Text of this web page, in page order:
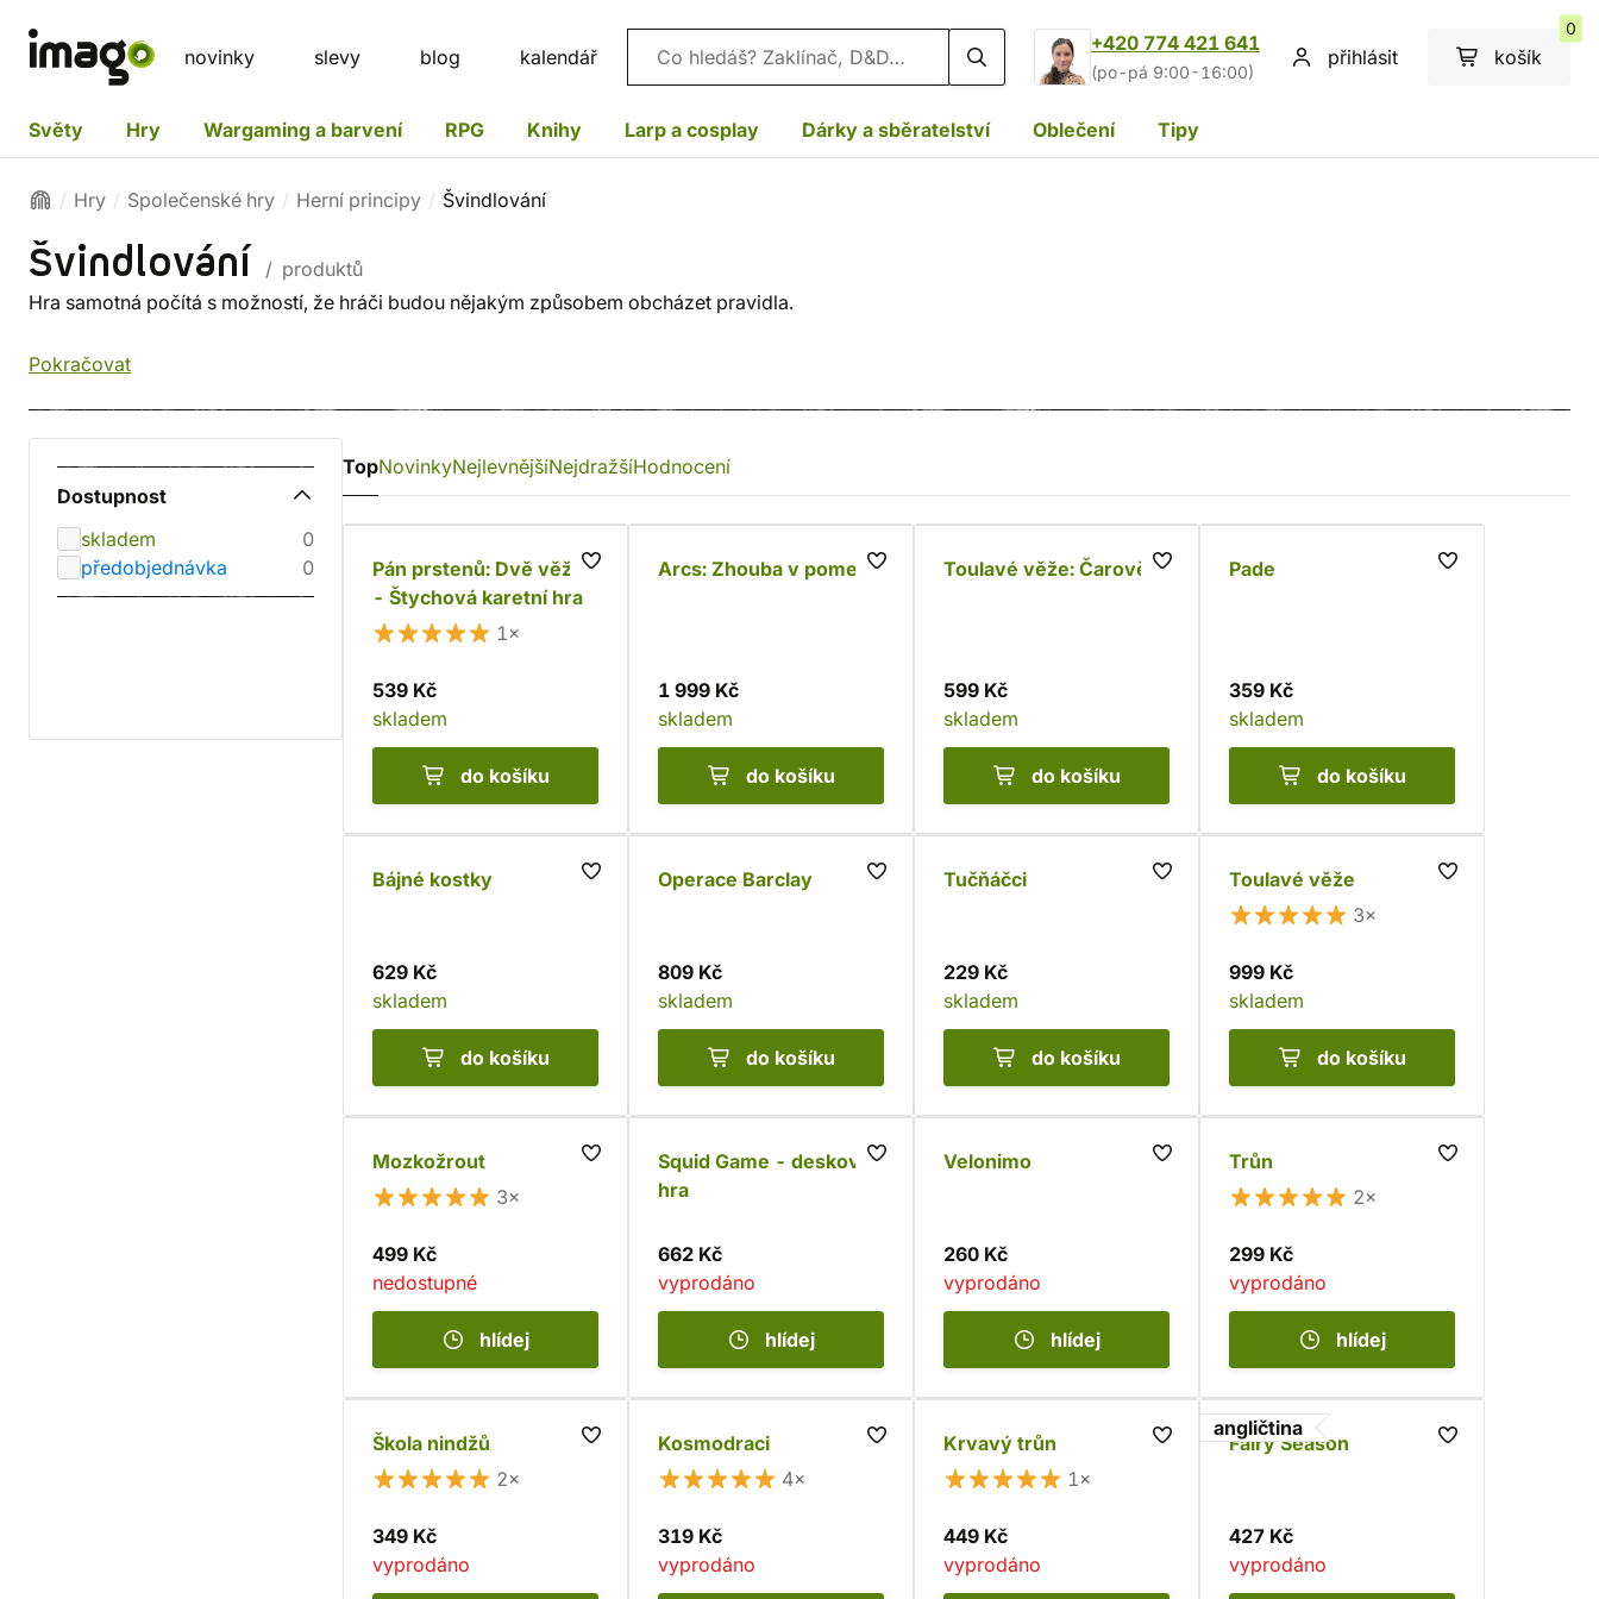
novinky slevy blog kalendář Vyhledávání
+420 774 421 641
(po-pá 9:00-16:00)
přihlásit košík
0
Světy Hry Wargaming a barvení RPG Knihy Larp a cosplay Dárky a sběratelství Oblečení Tipy
Hry Společenské hry Herní principy Švindlování
Švindlování / produktů
Hra samotná počítá s možností, že hráči budou nějakým způsobem obcházet pravidla.
Pokračovat
Dostupnost
skladem
0
předobjednávka
0
TopNovinkyNejlevnějšíNejdražšíHodnocení
Pán prstenů: Dvě věže
- Štychová karetní hra
1×
539 Kč
skladem
do košíku
Arcs: Zhouba v pomezí
1 999 Kč
skladem
do košíku
Toulavé věže: Čarověž
599 Kč
skladem
do košíku
Pade
359 Kč
skladem
do košíku
Bájné kostky
629 Kč
skladem
do košíku
Operace Barclay
809 Kč
skladem
do košíku
Tučňáčci
229 Kč
skladem
do košíku
Toulavé věže
3×
999 Kč
skladem
do košíku
Mozkožrout
3×
499 Kč
nedostupné
hlídej
Squid Game - desková
hra
662 Kč
vyprodáno
hlídej
Velonimo
260 Kč
vyprodáno
hlídej
Trůn
2×
299 Kč
vyprodáno
hlídej
Škola nindžů
2×
349 Kč
vyprodáno
Kosmodraci
4×
319 Kč
vyprodáno
Krvavý trůn
1×
449 Kč
vyprodáno
angličtina
Fairy Season
427 Kč
vyprodáno